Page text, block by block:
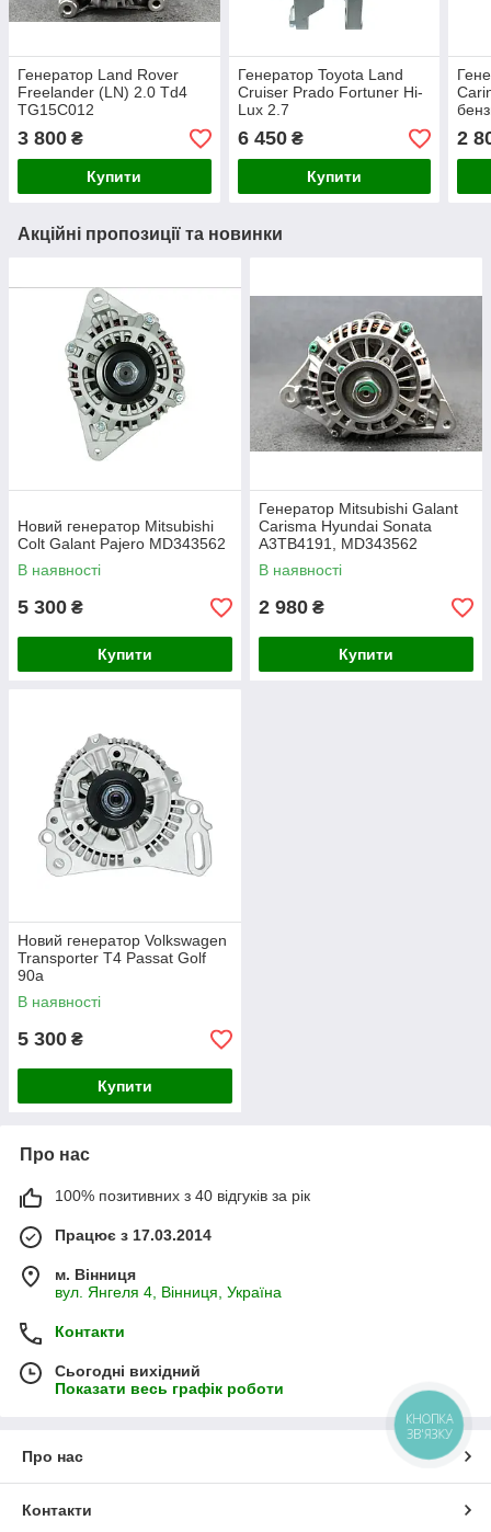
Генератор Land Rover
Freelander (LN) 2.0 Td4
TG15C012
3 800 ₴
Купити
Генератор Toyota Land
Cruiser Prado Fortuner Hi-
Lux 2.7
6 450₴
Купити
2
Акційні пропозиції та новинки
Новий генератор Mitsubishi
Colt Galant Pajero MD343562
В наявності
5 300 ₴
Купити
Генератор Mitsubishi Galant
Carisma Hyundai Sonata
A3TB4191, MD343562
В наявності
2 980 ₴
Купити
Новий генератор Volkswagen
Transporter T4 Passat Golf
90а
В наявності
5 300 ₴
Купити
Про нас
100% позитивних з 40 відгуків за рік
Працює з 17.03.2014
м. Вінниця
вул. Янгеля 4, Вінниця, Україна
Контакти
Сьогодні вихідний
Показати весь графік роботи
Про нас
Контакти
КНОПКА
ЗВ'ЯЗКУ